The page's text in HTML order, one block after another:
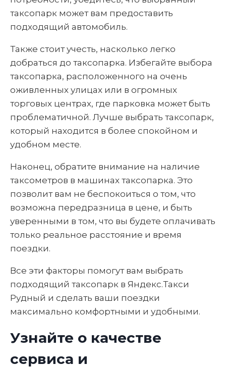
таксопарк может вам предоставить
подходящий автомобиль.
Также стоит учесть, насколько легко
добраться до таксопарка. Избегайте выбора
таксопарка, расположенного на очень
оживленных улицах или в огромных
торговых центрах, где парковка может быть
проблематичной. Лучше выбрать таксопарк,
который находится в более спокойном и
удобном месте.
Наконец, обратите внимание на наличие
таксометров в машинах таксопарка. Это
позволит вам не беспокоиться о том, что
возможна передразница в цене, и быть
уверенными в том, что вы будете оплачивать
только реальное расстояние и время
поездки.
Все эти факторы помогут вам выбрать
подходящий таксопарк в Яндекс.Такси
Рудный и сделать ваши поездки
максимально комфортными и удобными.
Узнайте о качестве
сервиса и